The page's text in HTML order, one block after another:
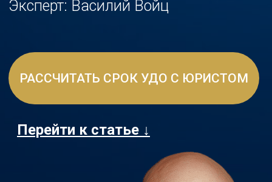
Василий Войц
руководитель